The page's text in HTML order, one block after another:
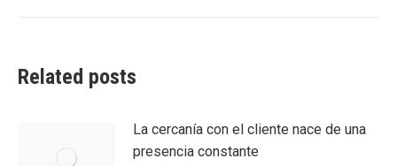
Related posts
La cercanía con el cliente nace de una
presencia constante